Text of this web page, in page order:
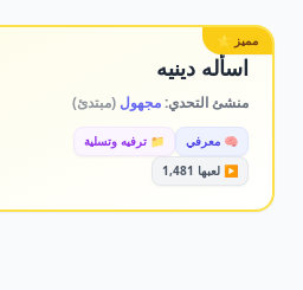
مميز ⭐
اسأله دينيه
منشئ التحدي:مجهول (مبتدئ)
🧠 معرفي
📁 ترفيه وتسلية
▶️ لعبها 1,481